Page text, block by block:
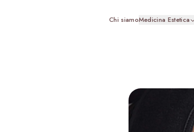
Chi siamoMedicina Estetica